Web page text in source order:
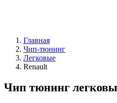
Главная
Чип-тюнинг
Легковые
Renault
Чип тюнинг